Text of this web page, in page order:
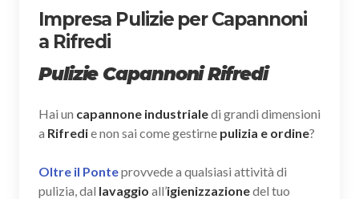
Impresa Pulizie per Capannoni
a Rifredi
Pulizie Capannoni Rifredi
Hai un capannone industrialedi grandi dimensioni
a Rifredie non sai come gestirne pulizia e ordine?
Oltre il Ponteprovvede a qualsiasi attività di
pulizia, dal lavaggio all’igienizzazionedel tuo